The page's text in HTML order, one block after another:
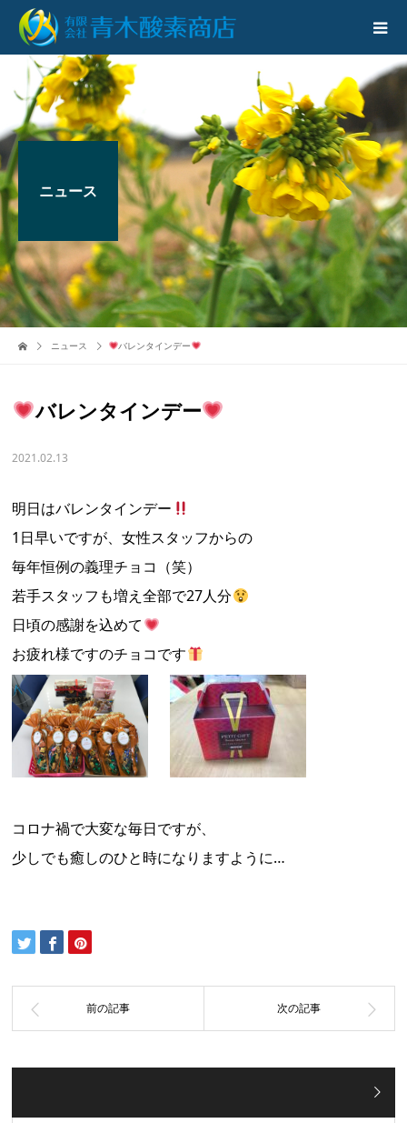
ニュース
ニュース バレンタインデー
バレンタインデー
2021.02.13
明日はバレンタインデー
1日早いですが、女性スタッフからの
毎年恒例の義理チョコ（笑）
若手スタッフも増え全部で27人分
日頃の感謝を込めて
お疲れ様ですのチョコです
コロナ禍で大変な毎日ですが、
少しでも癒しのひと時になりますように…